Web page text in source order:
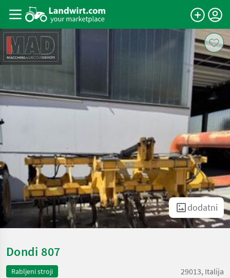
dodatni
Dondi 807
Rabljeni stroji 29013, Italija